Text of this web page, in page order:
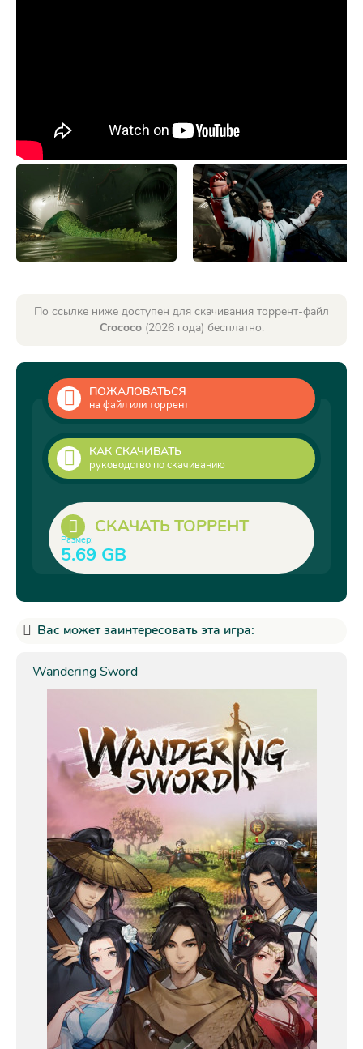
По ссылке ниже доступен для скачивания торрент-файл
Crococo(2026 года) бесплатно.
ПОЖАЛОВАТЬСЯ
на файл или торрент
КАК СКАЧИВАТЬ
руководство по скачиванию
СКАЧАТЬ ТОРРЕНТ
Размер:
5.69 GB
Вас может заинтересовать эта игра:
Wandering Sword